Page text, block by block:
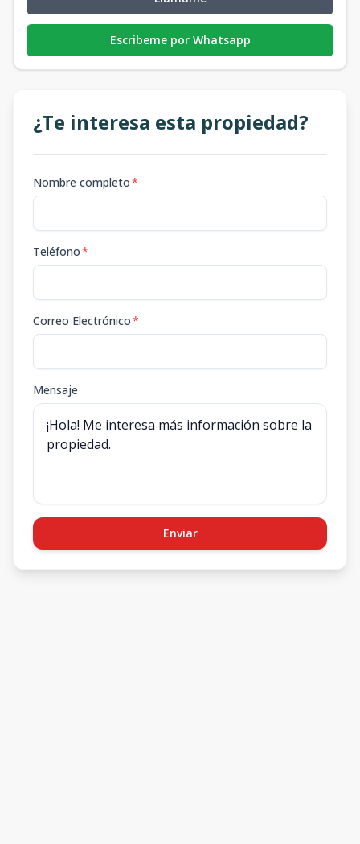
Escribeme por Whatsapp
¿Te interesa esta propiedad?
Nombre completo*
Teléfono*
Correo Electrónico*
Mensaje
Enviar